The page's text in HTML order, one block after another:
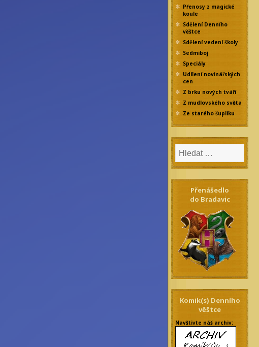
Přenosy z magické
koule
Sdělení Denního
věštce
Sdělení vedení školy
Sedmiboj
Speciály
Udílení novinářských
cen
Z brku nových tváří
Z mudlovského světa
Ze starého šuplíku
Přenášedlo
do Bradavic
Komik(s) Denního
věštce
Navštivte náš archiv: